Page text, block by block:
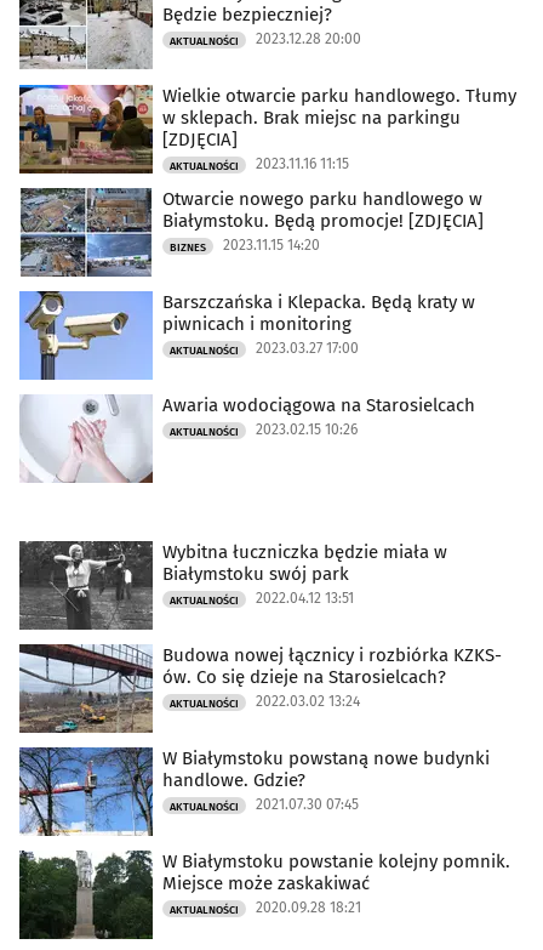
Będzie bezpieczniej?
AKTUALNOŚCI 2023.12.28 20:00
Wielkie otwarcie parku handlowego. Tłumy
w sklepach. Brak miejsc na parkingu
[ZDJĘCIA]
AKTUALNOŚCI 2023.11.16 11:15
Otwarcie nowego parku handlowego w
Białymstoku. Będą promocje! [ZDJĘCIA]
BIZNES 2023.11.15 14:20
Barszczańska i Klepacka. Będą kraty w
piwnicach i monitoring
AKTUALNOŚCI 2023.03.27 17:00
Awaria wodociągowa na Starosielcach
AKTUALNOŚCI 2023.02.15 10:26
Wybitna łuczniczka będzie miała w
Białymstoku swój park
AKTUALNOŚCI 2022.04.12 13:51
Budowa nowej łącznicy i rozbiórka KZKS-
ów. Co się dzieje na Starosielcach?
AKTUALNOŚCI 2022.03.02 13:24
W Białymstoku powstaną nowe budynki
handlowe. Gdzie?
AKTUALNOŚCI 2021.07.30 07:45
W Białymstoku powstanie kolejny pomnik.
Miejsce może zaskakiwać
AKTUALNOŚCI 2020.09.28 18:21